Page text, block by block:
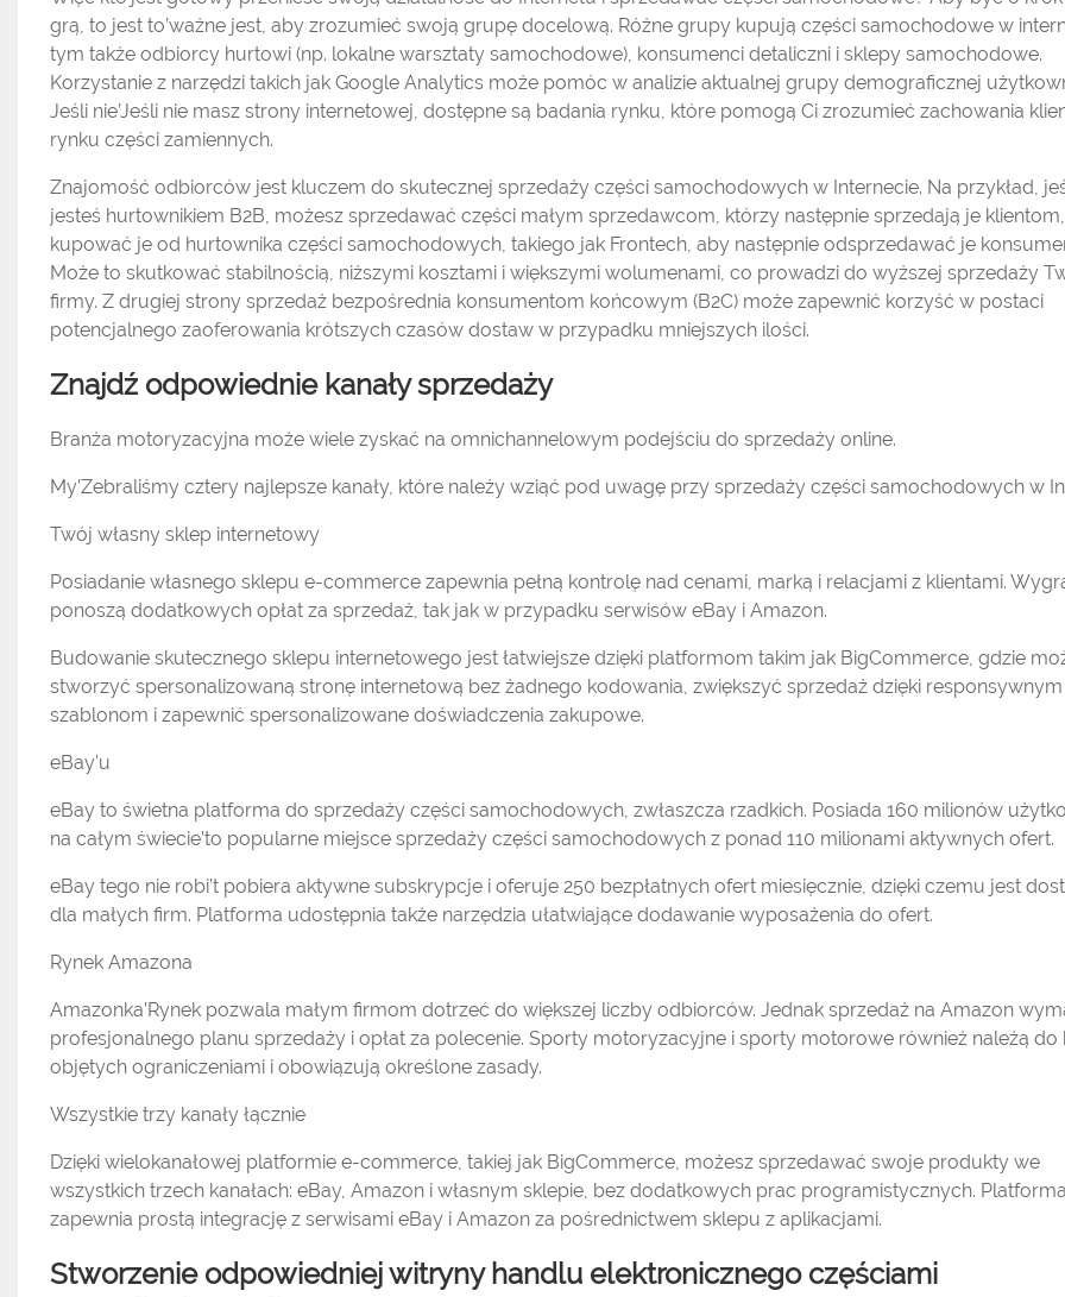
grą, to jest to’ważne jest, aby zrozumieć swoją grupę docelową. Różne grupy kupują części samochodowe w
tym także odbiorcy hurtowi (np. lokalne warsztaty samochodowe), konsumenci detaliczni i sklepy samochodowe.
Korzystanie z narzędzi takich jak Google Analytics może pomóc w analizie aktualnej grupy demograficznej
Jeśli nie’Jeśli nie masz strony internetowej, dostępne są badania rynku, które pomogą Ci zrozumieć zachowania
rynku części zamiennych.
Znajomość odbiorców jest kluczem do skutecznej sprzedaży części samochodowych w Internecie. Na przykład,
jesteś hurtownikiem B2B, możesz sprzedawać części małym sprzedawcom, którzy następnie sprzedają je
kupować je od hurtownika części samochodowych, takiego jak Frontech, aby następnie odsprzedawać je
Może to skutkować stabilnością, niższymi kosztami i większymi wolumenami, co prowadzi do wyższej sprzedaży
firmy. Z drugiej strony sprzedaż bezpośrednia konsumentom końcowym (B2C) może zapewnić korzyść w postaci
potencjalnego zaoferowania krótszych czasów dostaw w przypadku mniejszych ilości.
Znajdź odpowiednie kanały sprzedaży
Branża motoryzacyjna może wiele zyskać na omnichannelowym podejściu do sprzedaży online.
My’Zebraliśmy cztery najlepsze kanały, które należy wziąć pod uwagę przy sprzedaży części samochodowych w
Twój własny sklep internetowy
Posiadanie własnego sklepu e-commerce zapewnia pełną kontrolę nad cenami, marką i relacjami z klientami.
ponoszą dodatkowych opłat za sprzedaż, tak jak w przypadku serwisów eBay i Amazon.
Budowanie skutecznego sklepu internetowego jest łatwiejsze dzięki platformom takim jak BigCommerce, gdzie
stworzyć spersonalizowaną stronę internetową bez żadnego kodowania, zwiększyć sprzedaż dzięki responsywnym
szablonom i zapewnić spersonalizowane doświadczenia zakupowe.
eBay'u
eBay to świetna platforma do sprzedaży części samochodowych, zwłaszcza rzadkich. Posiada 160 milionów
na całym świecie’to popularne miejsce sprzedaży części samochodowych z ponad 110 milionami aktywnych ofert.
eBay tego nie robi’t pobiera aktywne subskrypcje i oferuje 250 bezpłatnych ofert miesięcznie, dzięki czemu jest
dla małych firm. Platforma udostępnia także narzędzia ułatwiające dodawanie wyposażenia do ofert.
Rynek Amazona
Amazonka’Rynek pozwala małym firmom dotrzeć do większej liczby odbiorców. Jednak sprzedaż na Amazon
profesjonalnego planu sprzedaży i opłat za polecenie. Sporty motoryzacyjne i sporty motorowe również należą do
objętych ograniczeniami i obowiązują określone zasady.
Wszystkie trzy kanały łącznie
Dzięki wielokanałowej platformie e-commerce, takiej jak BigCommerce, możesz sprzedawać swoje produkty we
wszystkich trzech kanałach: eBay, Amazon i własnym sklepie, bez dodatkowych prac programistycznych. Platforma
zapewnia prostą integrację z serwisami eBay i Amazon za pośrednictwem sklepu z aplikacjami.
Stworzenie odpowiedniej witryny handlu elektronicznego częściami